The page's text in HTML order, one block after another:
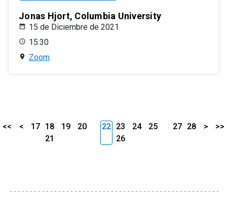
Jonas Hjort, Columbia University
15 de Diciembre de 2021
15:30
Zoom
<< < 17 18 19
20
21
22 23 24
25
26
27 28 > >>